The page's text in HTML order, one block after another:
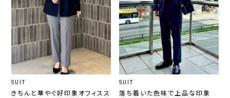
SUIT
きちんと華やぐ好印象オフィスス
SUIT
落ち着いた色味で上品な印象